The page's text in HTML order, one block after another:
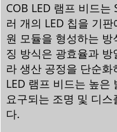
COB LED 램프 비드는
러 개의 LED 칩을 기
원 모듈을 형성하는
징 방식은 광효율과
라 생산 공정을 단순
LED 램프 비드는 높은
요구되는 조명 및 디
다.